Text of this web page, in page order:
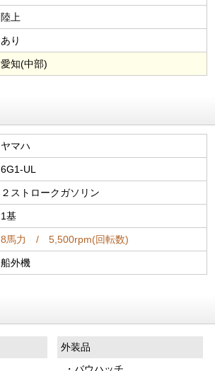
陸上
あり
愛知(中部)
ヤマハ
6G1-UL
２ストロークガソリン
1基
8馬力 / 5,500rpm(回転数)
船外機
外装品